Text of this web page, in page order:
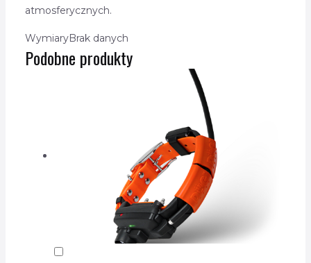
atmosferycznych.
WymiaryBrak danych
Podobne produkty